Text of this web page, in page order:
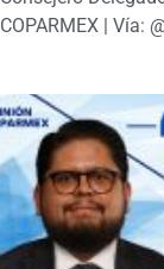
COPARMEX | Vía: